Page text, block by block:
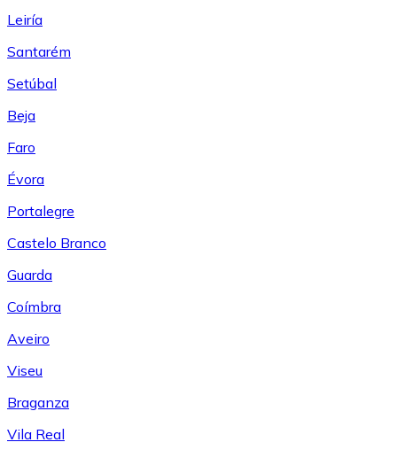
Leiría
Santarém
Setúbal
Beja
Faro
Évora
Portalegre
Castelo Branco
Guarda
Coímbra
Aveiro
Viseu
Braganza
Vila Real